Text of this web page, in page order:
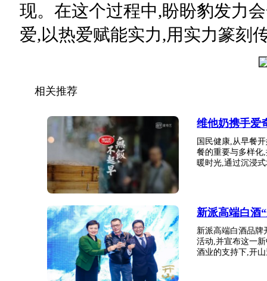
现。在这个过程中,盼盼豹发力
爱,以热爱赋能实力,用实力篆刻
相关推荐
维他奶携手爱
国民健康,从早餐
餐的重要与多样化
暖时光,通过沉浸
新派高端白酒
新派高端白酒品牌
活动,并宣布这一
酒业的支持下,开